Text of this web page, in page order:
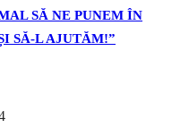
SĂ NE PUNEM ÎN
SĂ-L AJUTĂM!”